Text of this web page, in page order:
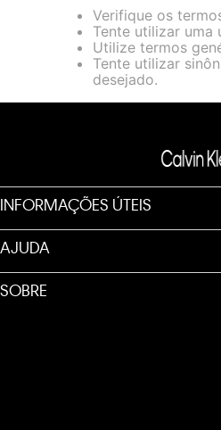
fornecer a você toda a
entre outros, a capacidade de
loja virtual. Para maiores
Cookies acesse o link.
Verifique os
Tente utilizar uma
Utilize termos
Tente utilizar
desejado.
INFORMAÇÕES ÚTEIS
AJUDA
SOBRE